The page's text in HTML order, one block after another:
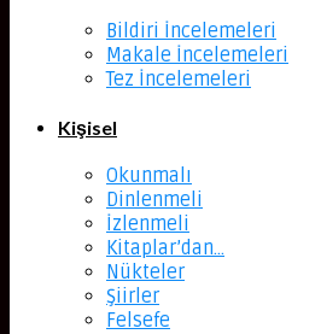
Bildiri İncelemeleri
Makale İncelemeleri
Tez İncelemeleri
Kişisel
Okunmalı
Dinlenmeli
İzlenmeli
Kitaplar’dan…
Nükteler
Şiirler
Felsefe